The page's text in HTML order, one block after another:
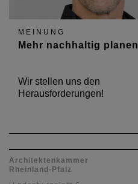
MEINUNG
Mehr nachhaltig planen
Wir stellen uns den
Herausforderungen!
Architektenkammer
Rheinland-Pfalz